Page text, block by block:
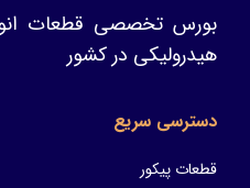
بورس تخصصی قطعات
هیدرولیکی در کشور
دسترسی سریع
قطعات پیکور